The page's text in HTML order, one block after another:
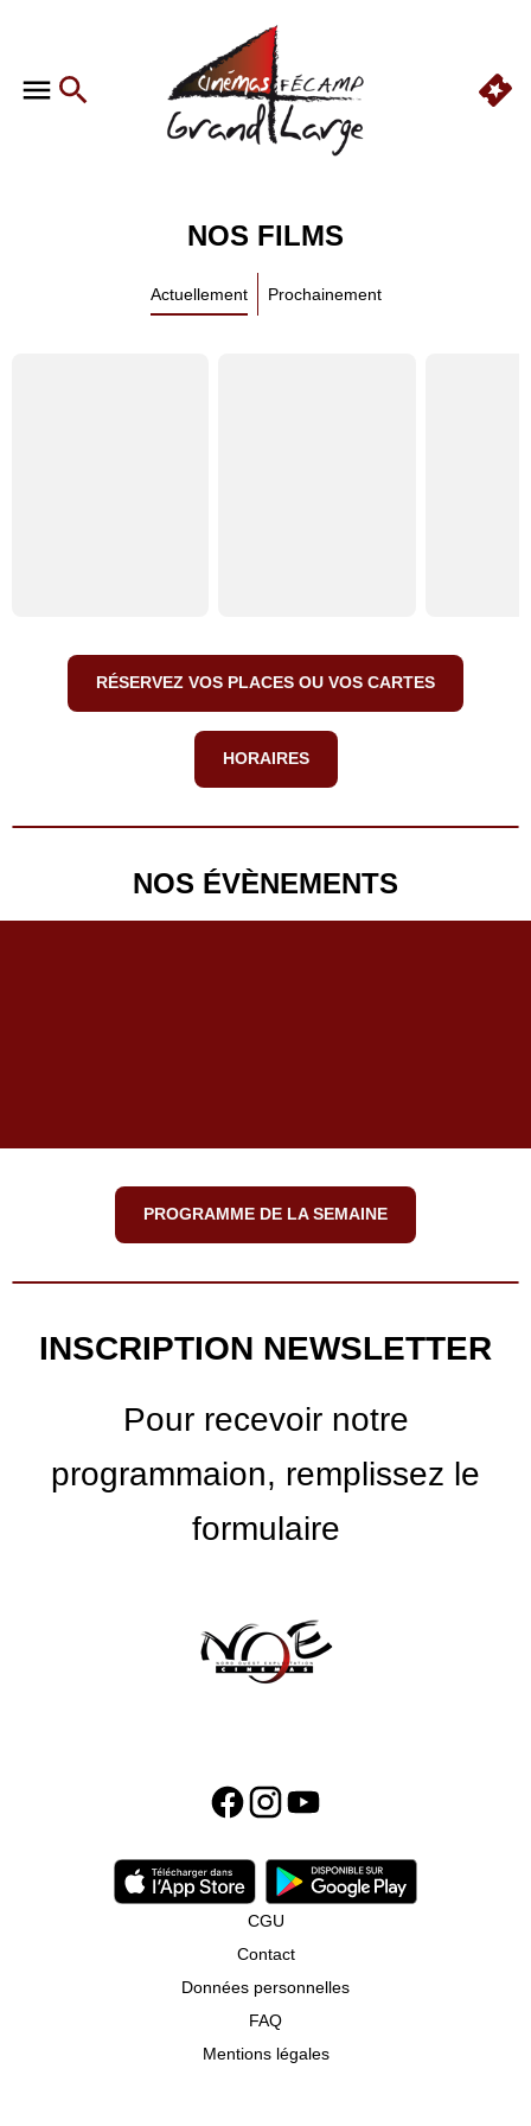
NOS FILMS
Actuellement Prochainement
RÉSERVEZ VOS PLACES OU VOS CARTES
HORAIRES
NOS ÉVÈNEMENTS
PROGRAMME DE LA SEMAINE
INSCRIPTION NEWSLETTER
Pour recevoir notre
programmaion, remplissez le
formulaire
CGU
Contact
Données personnelles
FAQ
Mentions légales